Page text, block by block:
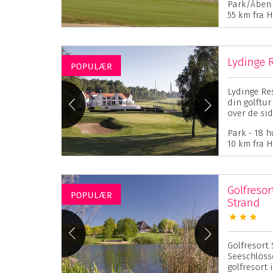
Park/
55 km fra
POPULÆR Lydinge
Lydinge
din golftur
over de
Park - 18
10 km fra
POPULÆR
Strand
Golfresort
golfresort i